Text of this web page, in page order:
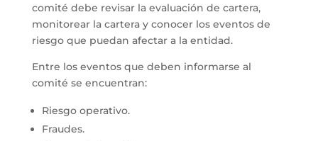
comité debe revisar la evaluación de cartera,
monitorear la cartera y conocer los eventos de
riesgo que puedan afectar a la entidad.
Entre los eventos que deben informarse al
comité se encuentran:
Riesgo operativo.
Fraudes.